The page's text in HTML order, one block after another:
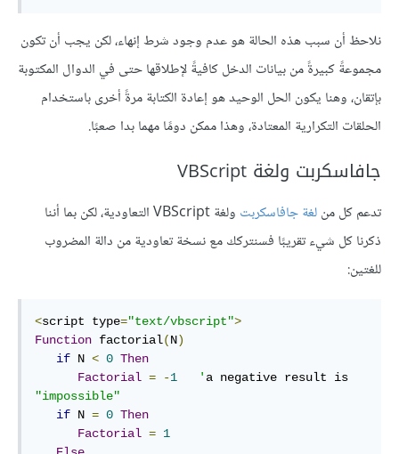
نلاحظ أن سبب هذه الحالة هو عدم وجود شرط إنهاء، لكن يجب أن تكون
مجموعةً كبيرةً من بيانات الدخل كافيةً لإطلاقها حتى في الدوال المكتوبة
بإتقان، وهنا يكون الحل الوحيد هو إعادة الكتابة مرةً أخرى باستخدام
الحلقات التكرارية المعتادة، وهذا ممكن دومًا مهما بدا صعبًا.
جافاسكربت ولغة VBScript
تدعم كل منلغة جافاسكربت
ولغة VBScript التعاودية، لكن بما أننا
ذكرنا كل شيء تقريبًا فسنتركك مع نسخة تعاودية من دالة المضروب
للغتين:
<script type="text/vbscript">
Function factorial(N)
if N < 0 Then
Factorial = -1 '
"impossible"
if N = 0 Then
Factorial = 1